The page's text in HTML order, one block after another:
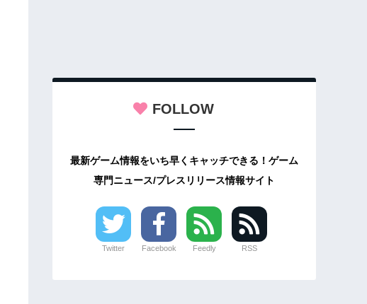
FOLLOW
最新ゲーム情報をいち早くキャッチできる！ゲーム
専門ニュース/プレスリリース情報サイト
Twitter Facebook Feedly RSS